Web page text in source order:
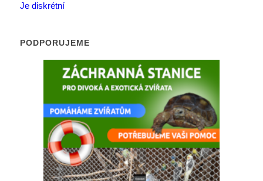
Je diskrétní
PODPORUJEME